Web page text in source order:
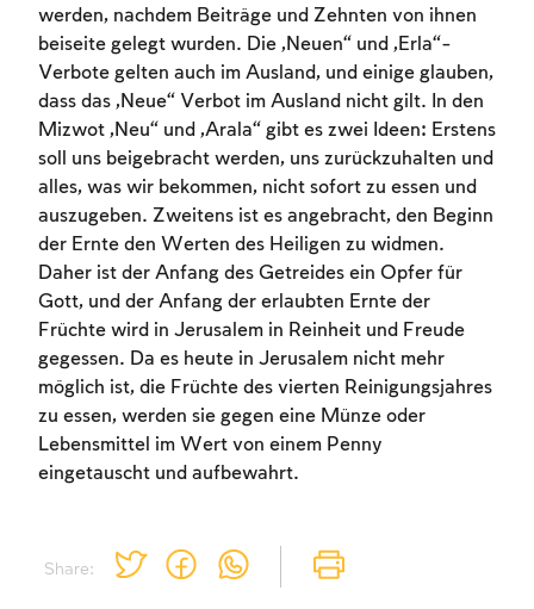
Share:
werden, nachdem Beiträge und Zehnten von ihnen
beiseite gelegt wurden. Die „Neuen“ und „Erla“-
Verbote gelten auch im Ausland, und einige glauben,
dass das „Neue“ Verbot im Ausland nicht gilt. In den
Mizwot „Neu“ und „Arala“ gibt es zwei Ideen: Erstens
soll uns beigebracht werden, uns zurückzuhalten und
alles, was wir bekommen, nicht sofort zu essen und
auszugeben. Zweitens ist es angebracht, den Beginn
der Ernte den Werten des Heiligen zu widmen.
Daher ist der Anfang des Getreides ein Opfer für
Gott, und der Anfang der erlaubten Ernte der
Früchte wird in Jerusalem in Reinheit und Freude
gegessen. Da es heute in Jerusalem nicht mehr
möglich ist, die Früchte des vierten Reinigungsjahres
zu essen, werden sie gegen eine Münze oder
Lebensmittel im Wert von einem Penny
eingetauscht und aufbewahrt.
Account required
To mark concepts as learned, you'll need
to create an account or log in.
Sign up